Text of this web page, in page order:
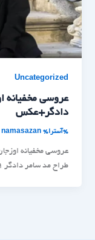
Uncategorized
دادگر+عکس
%آسترا% namasazan
طراح مد سامر دادگر 29 ساله اعلام کردند. […]